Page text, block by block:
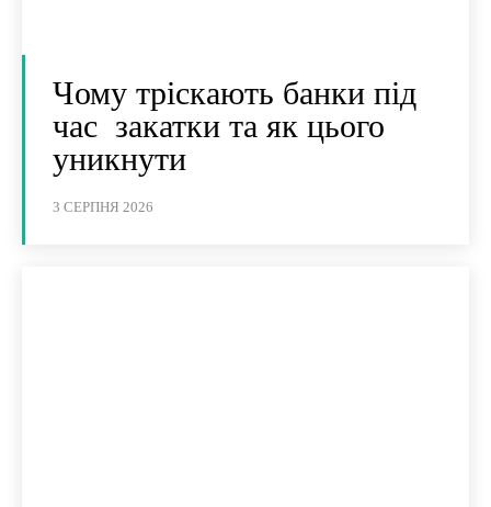
Чому тріскають банки під
час закатки та як цього
уникнути
3 СЕРПНЯ 2026